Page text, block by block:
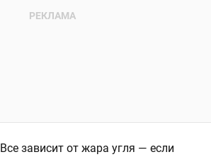
Все зависит от жара угля — если